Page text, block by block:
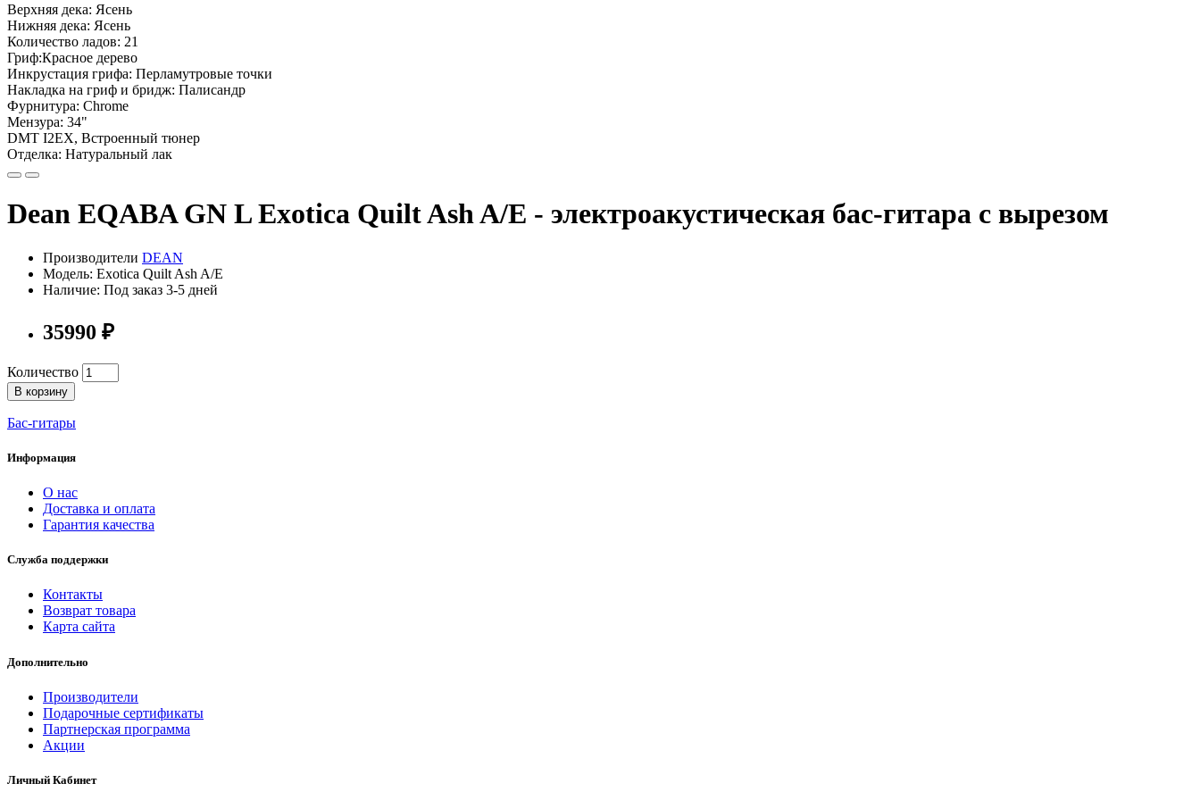
Верхняя дека: Ясень
Нижняя дека: Ясень
Количество ладов: 21
Гриф:Красное дерево
Инкрустация грифа: Перламутровые точки
Накладка на гриф и бридж: Палисандр
Фурнитура: Chrome
Мензура: 34"
DMT I2EX, Встроенный тюнер
Отделка: Натуральный лак
Dean EQABA GN L Exotica Quilt Ash A/E - электроакустическая бас-гитара с вырезом
Производители DEAN
Модель: Exotica Quilt Ash A/E
Наличие: Под заказ 3-5 дней
35990 ₽
Количество
В корзину
Бас-гитары
Информация
О нас
Доставка и оплата
Гарантия качества
Служба поддержки
Контакты
Возврат товара
Карта сайта
Дополнительно
Производители
Подарочные сертификаты
Партнерская программа
Акции
Личный Кабинет